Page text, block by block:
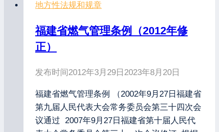
地方性法规和规章
福建省燃气管理条例（2012年修
正）
发布时间2012年3月29日 2023年8月20日
福建省燃气管理条例 （2002年9月27日福建省
第九届人民代表大会常务委员会第三十四次会
议通过 2007年9月27日福建省第十届人民代